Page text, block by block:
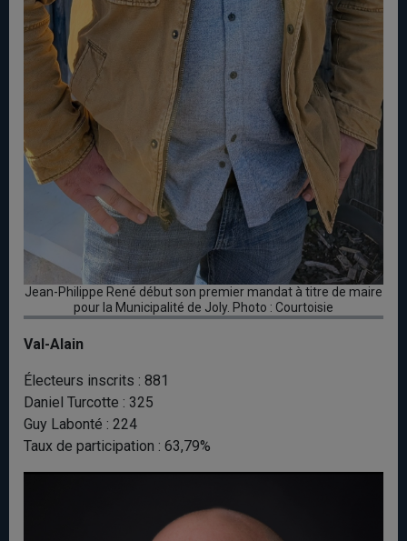
Jean-Philippe René début son premier mandat à titre de maire
pour la Municipalité de Joly. Photo : Courtoisie
Val-Alain
Électeurs inscrits : 881
Daniel Turcotte : 325
Guy Labonté : 224
Taux de participation : 63,79%